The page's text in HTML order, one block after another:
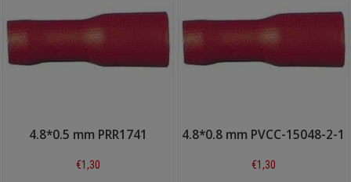
4.8*0.5 mm PRR1741
€1,30
4.8*0.8 mm PVCC-15048-2-1
€1,30